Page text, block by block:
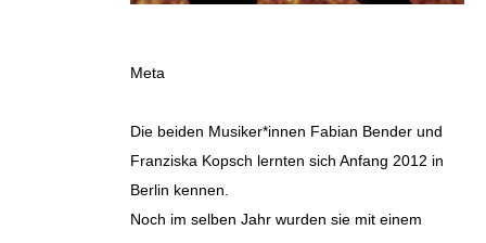
Meta
Die beiden Musiker*innen Fabian Bender und
Franziska Kopsch lernten sich Anfang 2012 in
Berlin kennen.
Noch im selben Jahr wurden sie mit einem